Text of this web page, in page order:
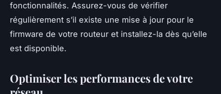
fonctionnalités. Assurez-vous de vérifier
régulièrement s’il existe une mise à jour pour le
firmware de votre routeur et installez-la dès qu’elle
est disponible.
Optimiser les performances de votre